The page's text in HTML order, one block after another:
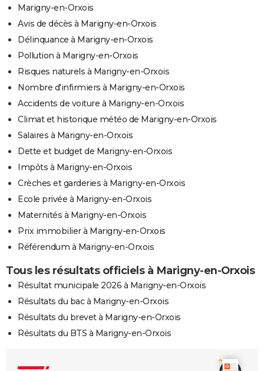
Marigny-en-Orxois
Avis de décès à Marigny-en-Orxois
Délinquance à Marigny-en-Orxois
Pollution à Marigny-en-Orxois
Risques naturels à Marigny-en-Orxois
Nombre d'infirmiers à Marigny-en-Orxois
Accidents de voiture à Marigny-en-Orxois
Climat et historique météo de Marigny-en-Orxois
Salaires à Marigny-en-Orxois
Dette et budget de Marigny-en-Orxois
Impôts à Marigny-en-Orxois
Crèches et garderies à Marigny-en-Orxois
Ecole privée à Marigny-en-Orxois
Maternités à Marigny-en-Orxois
Prix immobilier à Marigny-en-Orxois
Référendum à Marigny-en-Orxois
Tous les résultats officiels à Marigny-en-Orxois
Résultat municipale 2026 à Marigny-en-Orxois
Résultats du bac à Marigny-en-Orxois
Résultats du brevet à Marigny-en-Orxois
Résultats du BTS à Marigny-en-Orxois